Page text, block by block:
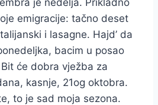
emigracije: tačno deset
i lasagne. Hajd’ da
bacim u posao
će dobra vježba za
kasnje, 21og oktobra.
to je sad moja sezona.